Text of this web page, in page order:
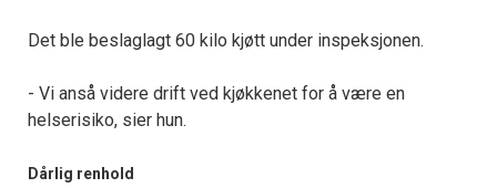
Det ble beslaglagt 60 kilo kjøtt under inspeksjonen.
- Vi anså videre drift ved kjøkkenet for å være en
helserisiko, sier hun.
Dårlig renhold